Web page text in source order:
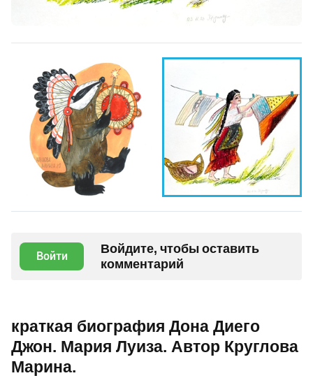
Войти
Войдите, чтобы оставить
комментарий
краткая биография Дона Диего
Джон. Мария Луиза. Автор Круглова
Марина.